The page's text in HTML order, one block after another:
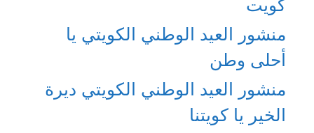
كويت
منشور العيد الوطني الكويتي يا
أحلى وطن
منشور العيد الوطني الكويتي ديرة
الخير يا كويتنا